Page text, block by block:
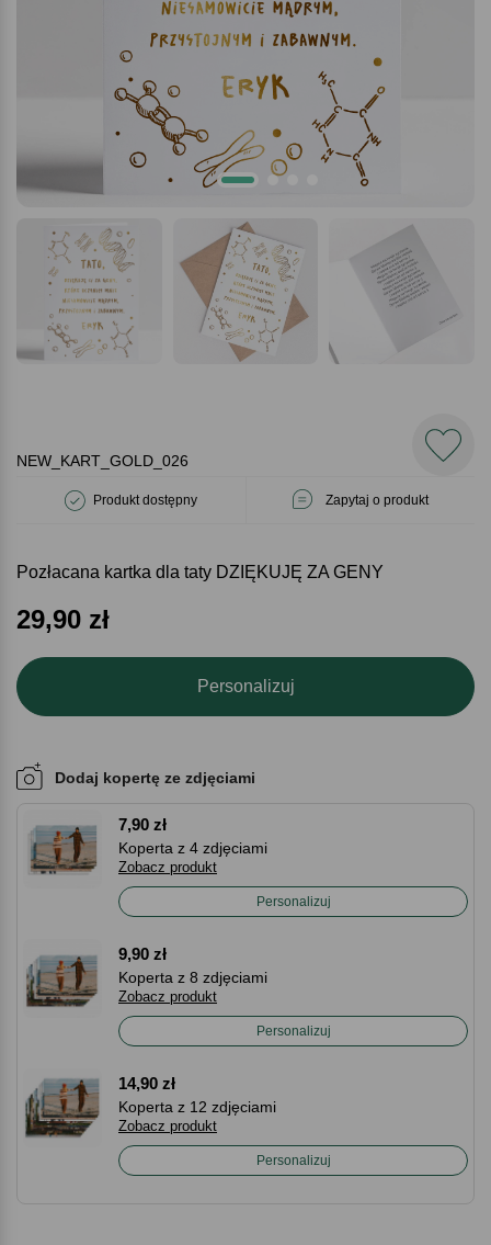
NEW_KART_GOLD_026
Produkt dostępny Zapytaj o produkt
Pozłacana kartka dla taty DZIĘKUJĘ ZA GENY
29,90 zł
Personalizuj
Dodaj kopertę ze zdjęciami
7,90 zł
Koperta z 4 zdjęciami
Zobacz produkt
Personalizuj
9,90 zł
Koperta z 8 zdjęciami
Zobacz produkt
Personalizuj
14,90 zł
Koperta z 12 zdjęciami
Zobacz produkt
Personalizuj